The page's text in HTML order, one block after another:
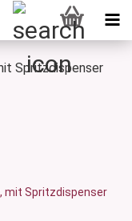
Spritzdispenser